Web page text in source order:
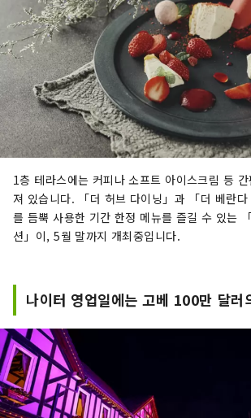
1층 테라스에는 커피나 소프트 아이스크림 등
져 있습니다. 「더 허브 다이닝」과 「더 베란다
를 듬뿍 사용한 기간 한정 메뉴를 즐길 수 있는
션」이, 5월 말까지 개최중입니다.
나이터 영업일에는 고베 100만 달러